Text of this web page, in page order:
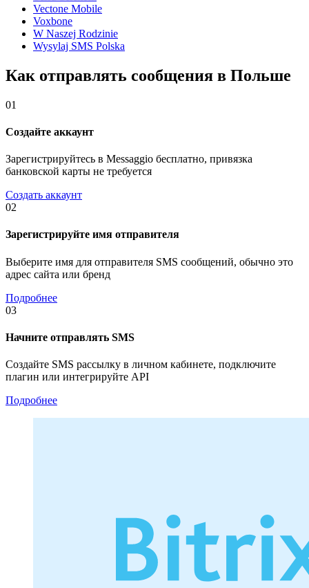
Vectone Mobile
Voxbone
W Naszej Rodzinie
Wysylaj SMS Polska
Как отправлять сообщения в Польше
01
Создайте аккаунт
Зарегистрируйтесь в Messaggio бесплатно, привязка
банковской карты не требуется
Создать аккаунт
02
Зарегистрируйте имя отправителя
Выберите имя для отправителя SMS сообщений, обычно это
адрес сайта или бренд
Подробнее
03
Начните отправлять SMS
Создайте SMS рассылку в личном кабинете, подключите
плагин или интегрируйте API
Подробнее